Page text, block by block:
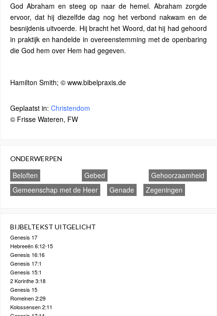
God Abraham en steeg op naar de hemel. Abraham zorgde
ervoor, dat hij diezelfde dag nog het verbond nakwam en de
besnijdenis uitvoerde. Hij bracht het Woord, dat hij had gehoord
in praktijk en handelde in overeenstemming met de openbaring
die God hem over Hem had gegeven.
Hamilton Smith; © www.bibelpraxis.de
Geplaatst in: Christendom
© Frisse Wateren, FW
ONDERWERPEN
Beloften Gebed
Gehoorzaamheid
Gemeenschap met de Heer
Genade Zegeningen
BIJBELTEKST UITGELICHT
Genesis 17
Hebreeën 6:12-15
Genesis 16:16
Genesis 17:1
Genesis 15:1
2 Korinthe 3:18
Genesis 15
Romeinen 2:29
Kolossensen 2:11